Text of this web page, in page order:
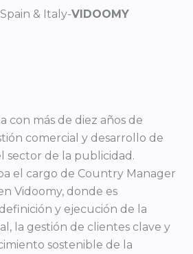
& Italy-VIDOOMY
con más de diez años de
comercial y desarrollo de
sector de la publicidad.
el cargo de Country Manager
Vidoomy, donde es
y ejecución de la
la gestión de clientes clave y
sostenible de la